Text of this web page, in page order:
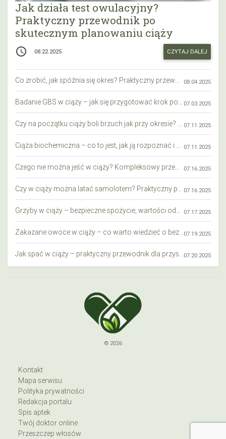
Jak działa test owulacyjny?
Praktyczny przewodnik po
skutecznym planowaniu ciąży
access_time 08.22.2025 CZYTAJ DALEJ
08.04.2025
07.03.2025
07.11.2025
07.11.2025
07.16.2025
07.16.2025
07.17.2025
07.19.2025
07.20.2025
© 2026
Kontakt
Mapa serwisu
Polityka prywatności
Redakcja portalu
Spis aptek
Twój doktor online
Przeszczep włosów